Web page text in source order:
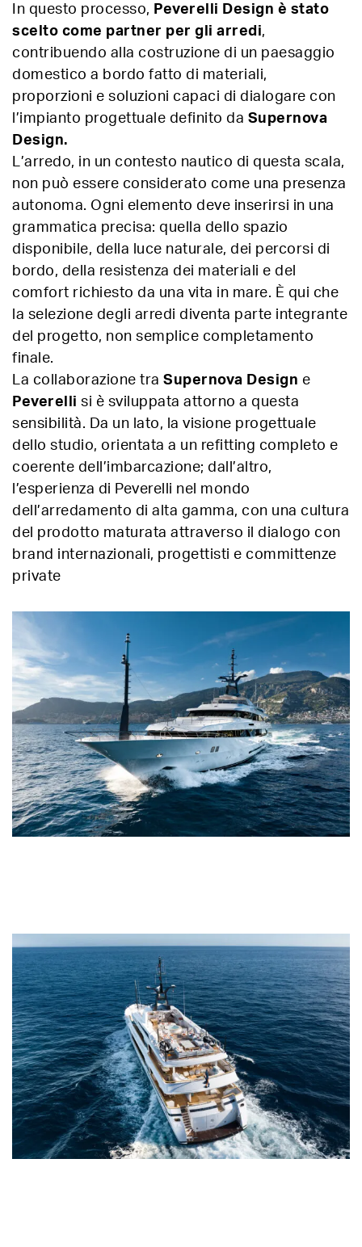
In questo processo, Peverelli Design è stato
scelto come partner per gli arredi,
contribuendo alla costruzione di un paesaggio
domestico a bordo fatto di materiali,
proporzioni e soluzioni capaci di dialogare con
l’impianto progettuale definito da Supernova
Design.
L’arredo, in un contesto nautico di questa scala,
non può essere considerato come una presenza
autonoma. Ogni elemento deve inserirsi in una
grammatica precisa: quella dello spazio
disponibile, della luce naturale, dei percorsi di
bordo, della resistenza dei materiali e del
comfort richiesto da una vita in mare. È qui che
la selezione degli arredi diventa parte integrante
del progetto, non semplice completamento
finale.
La collaborazione tra Supernova Design e
Peverelli si è sviluppata attorno a questa
sensibilità. Da un lato, la visione progettuale
dello studio, orientata a un refitting completo e
coerente dell’imbarcazione; dall’altro,
l’esperienza di Peverelli nel mondo
dell’arredamento di alta gamma, con una cultura
del prodotto maturata attraverso il dialogo con
brand internazionali, progettisti e committenze
private